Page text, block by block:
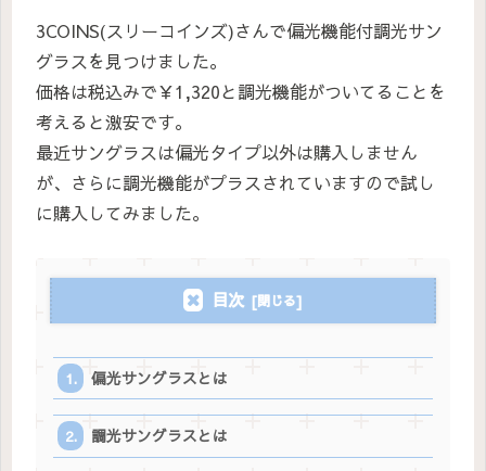
3COINS(スリーコインズ)さんで偏光機能付調光サン
グラスを見つけました。
価格は税込みで￥1,320と調光機能がついてることを
考えると激安です。
最近サングラスは偏光タイプ以外は購入しません
が、さらに調光機能がプラスされていますので試し
に購入してみました。
目次
偏光サングラスとは
調光サングラスとは